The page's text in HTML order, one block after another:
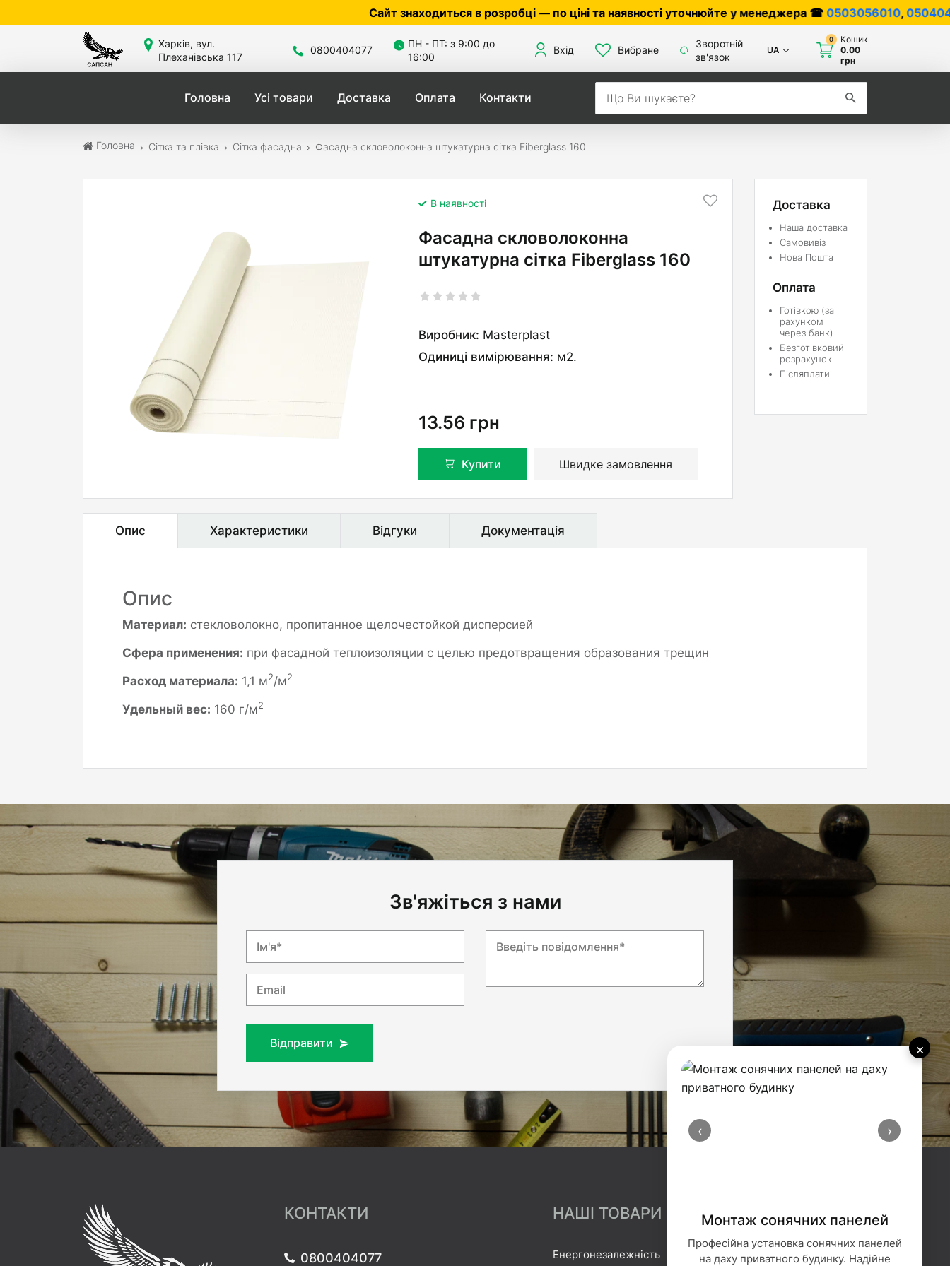
Сайт знаходиться в розробці — по ціні та наявності уточнюйте у менеджера ☎0503056010,0504042070
×
‹ ›
Монтаж сонячних панелей
Професійна установка сонячних панелей
на даху приватного будинку. Надійне
Харків, вул.
Плеханівська 117
0800404077
ПН - ПТ: з 9:00 до
16:00
Вхід Вибране
Зворотній
зв'язок
UA
0
Кошик
0.00
грн
Головна Усі товари Доставка Оплата Контакти
Головна Сітка та плівка Сітка фасадна Фасадна скловолоконна штукатурна сітка Fiberglass 160
В наявності
Фасадна скловолоконна
штукатурна сітка Fiberglass 160
Виробник: Masterplast
Одиниці вимірювання: м2.
13.56 грн
Купити Швидке замовлення
Доставка
Наша доставка
Самовивіз
Нова Пошта
Оплата
Готівкою (за
рахунком
через банк)
Безготівковий
розрахунок
Післяплати
Опис Характеристики Відгуки Документація
Опис
Материал: стекловолокно, пропитанное щелочестойкой дисперсией
Сфера применения: при фасадной теплоизоляции с целью предотвращения образования трещин
Расход материала: 1,1 м2/м2
Удельный вес: 160 г/м2
Зв'яжіться з нами
Ім'я*
Email
Введіть повідомлення*
Відправити
КОНТАКТИ
0800404077
НАШІ ТОВАРИ
Енергонезалежність Гідроізоляція